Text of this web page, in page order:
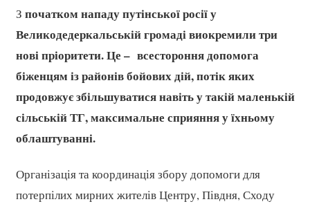
З початком нападу путінської росії у
Великодедеркальській громаді виокремили три
нові пріоритети.Це – всестороння допомога
біженцям із районів бойових дій, потік яких
продовжує збільшуватися навіть у такій маленькій
сільській ТГ, максимальне сприяння у їхньому
облаштуванні.
Організація та координація збору допомоги для
потерпілих мирних жителів Центру, Півдня, Сходу